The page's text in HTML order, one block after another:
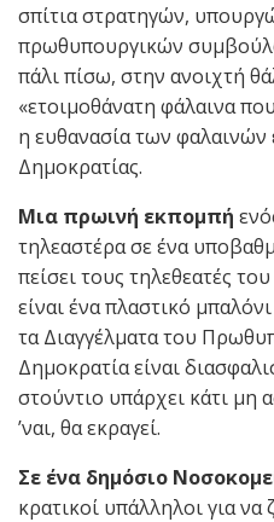
σπίτια στρατηγών,
πρωθυπουργικών
πάλι πίσω, στην ανοιχτή
«ετοιμοθάνατη φάλαινα
η ευθανασία των φαλαινών
Δημοκρατίας.
Μια πρωινή εκπομπή
τηλεαστέρα σε ένα
πείσει τους τηλεθεατές
είναι ένα πλαστικό
τα Διαγγέλματα του
Δημοκρατία είναι
στούντιο υπάρχει κάτι μη
’ναι, θα εκραγεί.
Σε ένα δημόσιο
κρατικοί υπάλληλοι για